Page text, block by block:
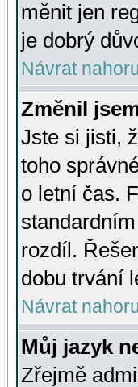
měnit jen
je dobrý
Návrat
Změnil
Jste si jisti,
toho
o letní čas.
rozdíl.
dobu trvání
Návrat
Můj jazyk
Zřejmě